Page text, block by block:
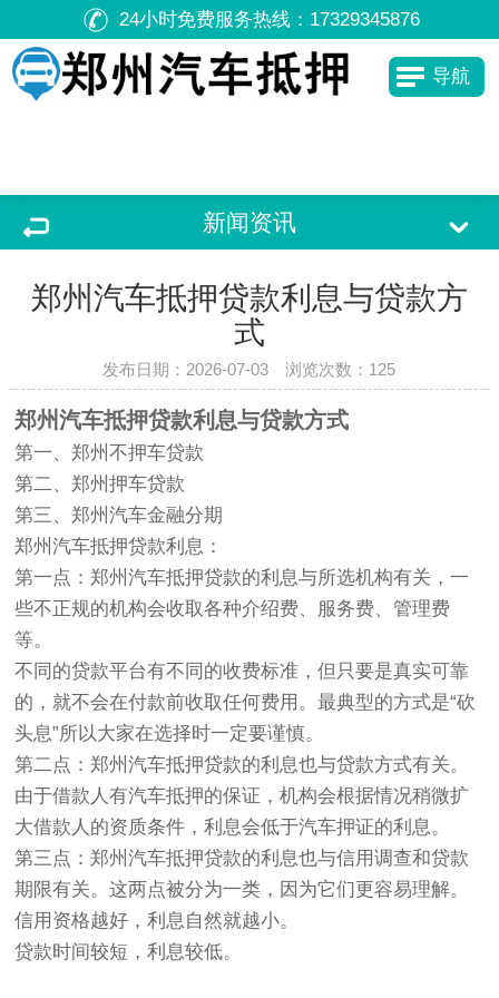
24小时免费服务热线： 17329345876
导航
新闻资讯
郑州汽车抵押贷款利息与贷款方
式
发布日期：2026-07-03 浏览次数： 125
郑州汽车抵押贷款利息与贷款方式
第一、郑州不押车贷款
第二、郑州押车贷款
第三、郑州汽车金融分期
郑州汽车抵押贷款利息：
第一点：郑州汽车抵押贷款的利息与所选机构有关，一
些不正规的机构会收取各种介绍费、服务费、管理费
等。
不同的贷款平台有不同的收费标准，但只要是真实可靠
的，就不会在付款前收取任何费用。最典型的方式是“砍
头息”所以大家在选择时一定要谨慎。
第二点：郑州汽车抵押贷款的利息也与贷款方式有关。
由于借款人有汽车抵押的保证，机构会根据情况稍微扩
大借款人的资质条件，利息会低于汽车押证的利息。
第三点：郑州汽车抵押贷款的利息也与信用调查和贷款
期限有关。这两点被分为一类，因为它们更容易理解。
信用资格越好，利息自然就越小。
贷款时间较短，利息较低。